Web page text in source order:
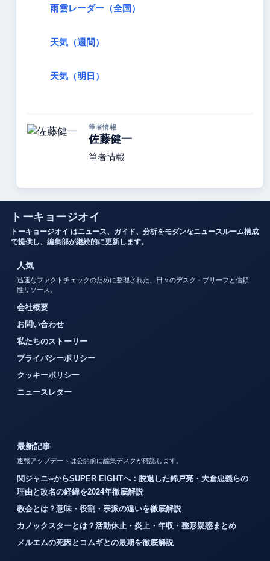
雨雲レーダー（全国）
天気（週間）
天気（明日）
筆者情報
佐藤健一
筆者情報
トーキョージオイ
トーキョージオイ はニュース、ガイド、分析をモダンなニュースルーム構成
で提供し、編集部が継続的に更新します。
人気
迅速なファクトチェックのために整理された、日々のデスク・ブリーフと信頼
性リソース。
会社概要
お問い合わせ
私たちのストーリー
プライバシーポリシー
クッキーポリシー
ニュースレター
最新記事
速報アップデートは公開前に編集デスクが確認します。
関ジャニ∞からSUPER EIGHTへ：脱退した錦戸亮・大倉忠義らの
理由と改名の経緯を2024年徹底解説
教会とは？意味・役割・宗派の違いを徹底解説
カノックスターとは？活動休止・炎上・年収・整形疑惑まとめ
メルエムの死因とコムギとの最期を徹底解説